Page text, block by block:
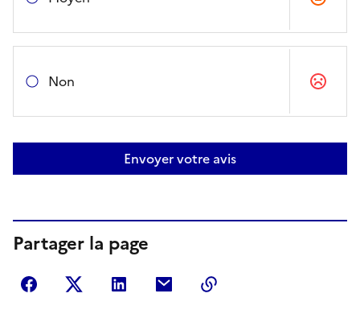
Non
Envoyer votre avis
Partager la page
Partager sur Facebook
Partager sur Twitter
Partager sur LinkedIn
Partager par courriel